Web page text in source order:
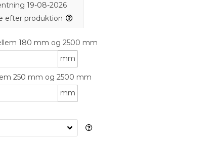
19-08-2026
efter produktion
180 mm og 2500 mm
mm
250 mm og 2500 mm
mm